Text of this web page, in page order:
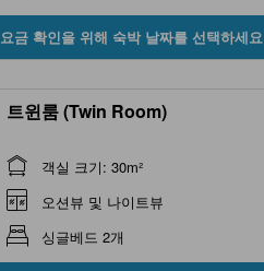
요금 확인을 위해 숙박 날짜를 선택하세요
트윈룸 (Twin Room)
객실 크기: 30m²
오션뷰 및 나이트뷰
싱글베드 2개